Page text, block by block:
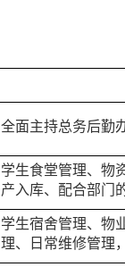
全面主持总务后勤
学生食堂管理、物
产入库、配合部门
学生宿舍管理、物
理、日常维修管理